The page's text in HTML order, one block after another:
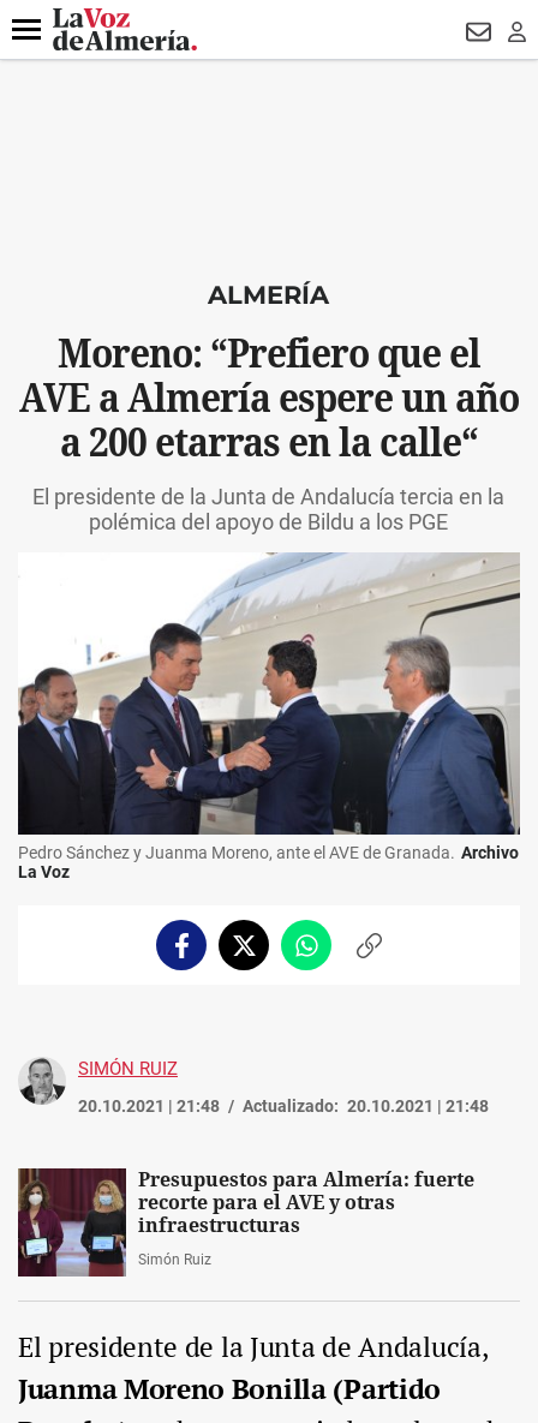
DESTACADO
Menú
ALMERÍA
Moreno: “Prefiero que el
AVE a Almería espere un año
a 200 etarras en la calle“
El presidente de la Junta de Andalucía tercia en la
polémica del apoyo de Bildu a los PGE
Pedro Sánchez y Juanma Moreno, ante el AVE de Granada. Archivo
La Voz
FacebookTwitterWhatsappCopiar
SIMÓN RUIZ
20.10.2021 | 21:48 Actualizado: 20.10.2021 | 21:48
Presupuestos para Almería: fuerte
recorte para el AVE y otras
infraestructuras
Simón Ruiz
El presidente de la Junta de Andalucía,
Juanma Moreno Bonilla (Partido